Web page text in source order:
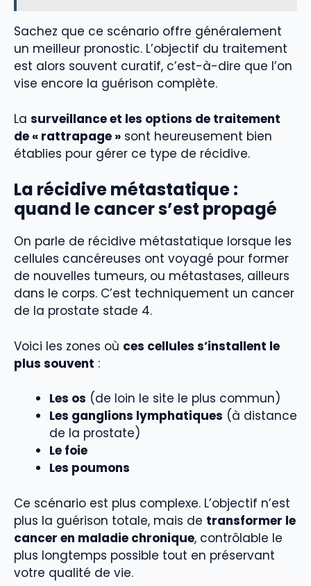
Sachez que ce scénario offre généralement
un meilleur pronostic. L’objectif du traitement
est alors souvent curatif, c’est-à-dire que l’on
vise encore la guérison complète.
La surveillance et les options de traitement
de « rattrapage » sont heureusement bien
établies pour gérer ce type de récidive.
La récidive métastatique:
quand le cancer s’est propagé
On parle de récidive métastatique lorsque les
cellules cancéreuses ont voyagé pour former
de nouvelles tumeurs, ou métastases, ailleurs
dans le corps. C’est techniquement un cancer
de la prostate stade 4.
Voici les zones où ces cellules s’installent le
plus souvent :
Les os (de loin le site le plus commun)
Les ganglions lymphatiques (à distance
de la prostate)
Le foie
Les poumons
Ce scénario est plus complexe. L’objectif n’est
plus la guérison totale, mais de transformer le
cancer en maladie chronique, contrôlable le
plus longtemps possible tout en préservant
votre qualité de vie.